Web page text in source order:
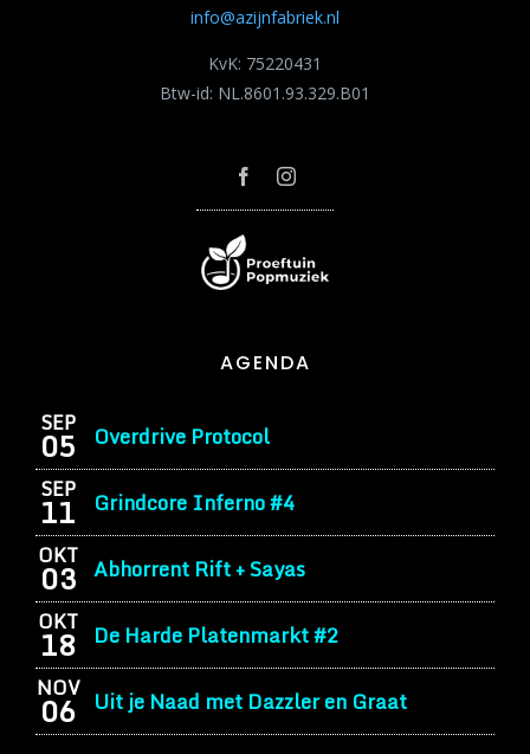
AGENDA
SEP
05 Overdrive Protocol
SEP
11 Grindcore Inferno #4
OKT
03 Abhorrent Rift + Sayas
OKT
18 De Harde Platenmarkt #2
NOV
06 Uit je Naad met Dazzler en Graat
info@azijnfabriek.nl
KvK: 75220431
Btw-id: NL.8601.93.329.B01